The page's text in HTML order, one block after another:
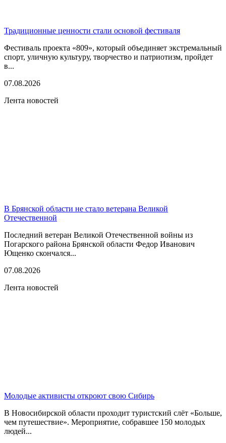
Традиционные ценности стали основой фестиваля
Фестиваль проекта «809», который объединяет экстремальный
спорт, уличную культуру, творчество и патриотизм, пройдет
в...
07.08.2026
Лента новостей
В Брянской области не стало ветерана Великой
Отечественной
Последний ветеран Великой Отечественной войны из
Погарского района Брянской области Федор Иванович
Ющенко скончался...
07.08.2026
Лента новостей
Молодые активисты откроют свою Сибирь
В Новосибирской области проходит туристский слёт «Больше,
чем путешествие». Мероприятие, собравшее 150 молодых
людей...